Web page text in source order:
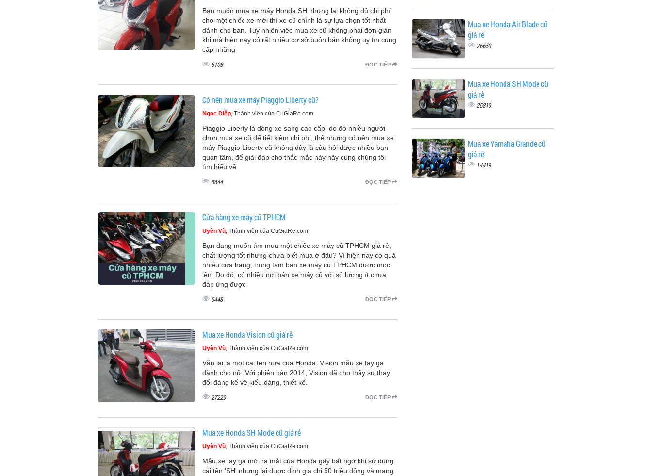
Bạn muốn mua xe máy Honda SH nhưng lại không đủ chi phí
cho một chiếc xe mới thì xe cũ chính là sự lựa chọn tốt nhất
dành cho bạn. Tuy nhiên việc mua xe cũ không phải đơn giản
khi mà hiện nay có rất nhiều cơ sở buôn bán không uy tín cung
cấp những
ĐỌC TIẾP
5108
Có nên mua xe máy Piaggio Liberty cũ?
Ngọc Diệp, Thành viên của CuGiaRe.com
Piaggio Liberty là dòng xe sang cao cấp, do đó nhiều người
chọn mua xe cũ để tiết kiệm chi phí, thể nhưng có nên mua xe
máy Piaggio Liberty cũ không đây là câu hỏi được nhiều bạn
quan tâm, để giải đáp cho thắc mắc này hãy cùng chúng tôi
tìm hiểu về
ĐỌC TIẾP
5644
Cửa hàng xe máy cũ TPHCM
Uyên Vũ, Thành viên của CuGiaRe.com
Bạn đang muốn tìm mua một chiếc xe máy cũ TPHCM giá rẻ,
chất lượng tốt nhưng chưa biết mua ở đâu? Vì hiện nay có quá
nhiều cửa hàng, trung tâm bán xe máy cũ TPHCM được mọc
lên. Do đó, có nhiều nơi bán xe máy cũ với số lượng ít chưa
đáp ứng được
ĐỌC TIẾP
6448
Mua xe Honda Vision cũ giá rẻ
Uyên Vũ, Thành viên của CuGiaRe.com
Vẫn lài là một cái tên nữa của Honda, Vision mẫu xe tay ga
dành cho nữ. Với phiên bản 2014, Vision đã cho thấy sự thay
đổi đáng kể về kiểu dáng, thiết kế.
ĐỌC TIẾP
27229
Mua xe Honda SH Mode cũ giá rẻ
Uyên Vũ, Thành viên của CuGiaRe.com
Mẫu xe tay ga mới ra mắt của Honda gây bất ngờ khi sử dụng
cái tên 'SH' nhưng lại được định giá chỉ 50 triệu đồng và mang
Mua xe Honda Air Blade cũ
giá rẻ
26650
Mua xe Honda SH Mode cũ
giá rẻ
25819
Mua xe Yamaha Grande cũ
giá rẻ
14419